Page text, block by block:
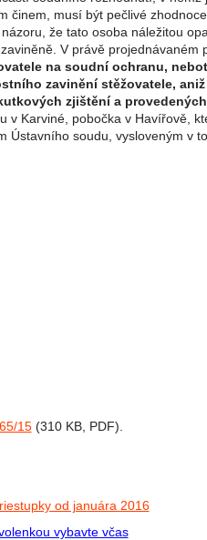
činem, musí být pečlivé
že tato osoba náležitou
V právě projednávaném
na soudní ochranu,
zavinění stěžovatele,
zjištění a
v Karviné, pobočka v Havířově,
Ústavního soudu, vysloveným v
15(310 KB, PDF).
od januára 2016
vybavte včas